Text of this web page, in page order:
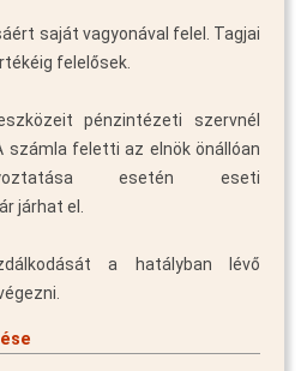
saját vagyonával felel. Tagjai
felelősek.
pénzintézeti szervnél
számla feletti az elnök önállóan
esetén eseti
járhat el.
a hatályban lévő